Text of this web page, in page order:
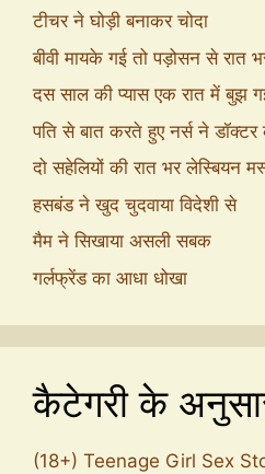
टीचर ने घोड़ी बनाकर चोदा
बीवी मायके गई तो पड़ोसन से रात
दस साल की प्यास एक रात में बुझ
पति से बात करते हुए नर्स ने
दो सहेलियों की रात भर लेस्बियन
हसबंड ने खुद चुदवाया विदेशी से
मैम ने सिखाया असली सबक
गर्लफ्रेंड का आधा धोखा
कैटेगरी के
(18+) Teenage Girl Sex